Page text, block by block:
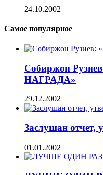
24.10.2002
Самое популярное
Собиржон
НАГРАДА»
29.12.2002
Заслушан отчет,
01.01.2002